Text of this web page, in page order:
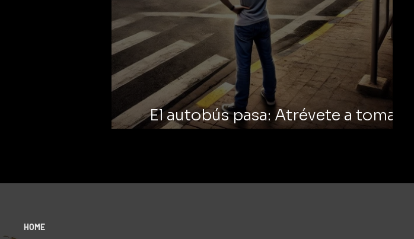
El autobús pasa: Atrévete a tomar
decisiones
HOME